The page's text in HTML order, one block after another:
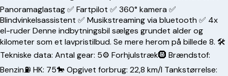
Panoramaglastag ✅ Fartpilot ✅ 360° kamera ✅
Blindvinkelsassistent ✅ Musikstreaming via bluetooth ✅ 4x
el-ruder Denne indbytningsbil sælges grundet alder og
kilometer som et lavpristilbud. Se mere herom på billede 8. 🛠️
Tekniske data: Antal gear: 5⚙️ Forhjulstræk🛞 Brændstof:
Benzin⛽️ HK: 75🐎 Opgivet forbrug: 22,8 km/l Tankstørrelse: